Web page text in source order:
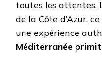
toutes les attentes.
de la Côte d’Azur, ce
une expérience
Méditerranée